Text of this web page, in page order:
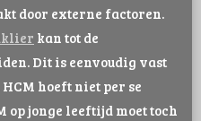
door externe factoren.
kan tot de
Dit is eenvoudig vast
hoeft niet per se
jonge leeftijd moet toch